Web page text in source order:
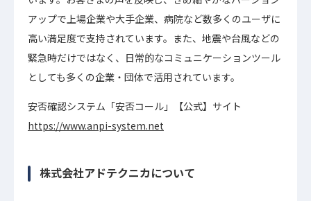
アップで上場企業や⼤⼿企業、病院など数多くのユーザに
高い満足度で⽀持されています。また、地震や台⾵などの
緊急時だけではなく、⽇常的なコミュニケーションツール
としても多くの企業・団体で活⽤されています。
安否確認システム「安否コール」【公式】サイト
https://www.anpi-system.net
株式会社アドテクニカについて